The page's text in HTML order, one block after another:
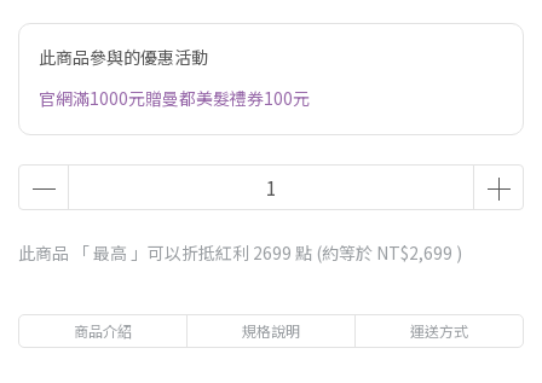
此商品參與的優惠活動
官網滿1000元贈曼都美髮禮券100元
此商品 「 最高 」可以折抵紅利 2699 點 (約等於 NT$2,699 )
商品介紹 規格說明 運送方式